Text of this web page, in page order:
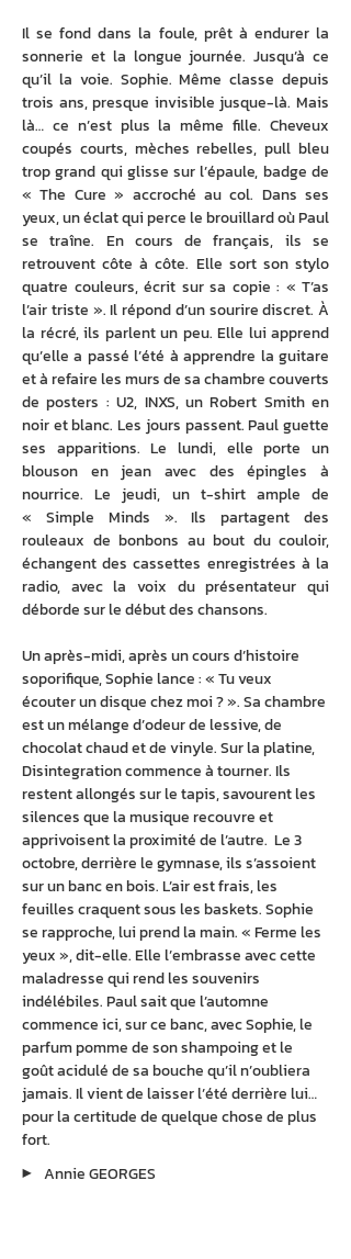
Il se fond dans la foule, prêt à endurer la
sonnerie et la longue journée. Jusqu’à ce
qu’il la voie. Sophie. Même classe depuis
trois ans, presque invisible jusque-là. Mais
là… ce n’est plus la même fille. Cheveux
coupés courts, mèches rebelles, pull bleu
trop grand qui glisse sur l’épaule, badge de
« The Cure » accroché au col. Dans ses
yeux, un éclat qui perce le brouillard où Paul
se traîne. En cours de français, ils se
retrouvent côte à côte. Elle sort son stylo
quatre couleurs, écrit sur sa copie : « T’as
l’air triste ». Il répond d’un sourire discret. À
la récré, ils parlent un peu. Elle lui apprend
qu’elle a passé l’été à apprendre la guitare
et à refaire les murs de sa chambre couverts
de posters : U2, INXS, un Robert Smith en
noir et blanc. Les jours passent. Paul guette
ses apparitions. Le lundi, elle porte un
blouson en jean avec des épingles à
nourrice. Le jeudi, un t-shirt ample de
« Simple Minds ». Ils partagent des
rouleaux de bonbons au bout du couloir,
échangent des cassettes enregistrées à la
radio, avec la voix du présentateur qui
déborde sur le début des chansons.
Un après-midi, après un cours d’histoire
soporifique, Sophie lance : « Tu veux
écouter un disque chez moi ? ». Sa chambre
est un mélange d’odeur de lessive, de
chocolat chaud et de vinyle. Sur la platine,
Disintegration commence à tourner. Ils
restent allongés sur le tapis, savourent les
silences que la musique recouvre et
apprivoisent la proximité de l’autre.  Le 3
octobre, derrière le gymnase, ils s’assoient
sur un banc en bois. L’air est frais, les
feuilles craquent sous les baskets. Sophie
se rapproche, lui prend la main. « Ferme les
yeux », dit-elle. Elle l’embrasse avec cette
maladresse qui rend les souvenirs
indélébiles. Paul sait que l’automne
commence ici, sur ce banc, avec Sophie, le
parfum pomme de son shampoing et le
goût acidulé de sa bouche qu’il n’oubliera
jamais. Il vient de laisser l’été derrière lui…
pour la certitude de quelque chose de plus
fort.
▶︎ Annie GEORGES